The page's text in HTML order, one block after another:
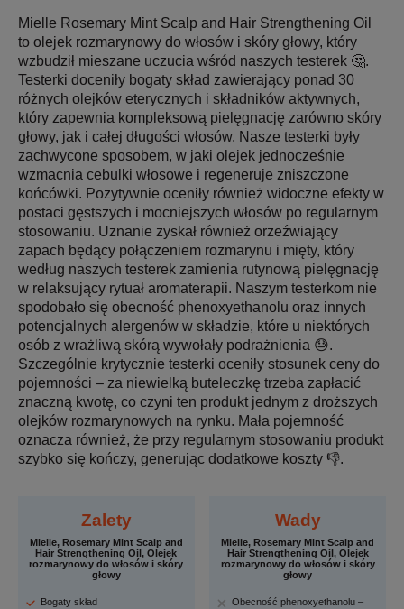
Mielle Rosemary Mint Scalp and Hair Strengthening Oil
to olejek rozmarynowy do włosów i skóry głowy, który
wzbudził mieszane uczucia wśród naszych testerek 🤔.
Testerki doceniły bogaty skład zawierający ponad 30
różnych olejków eterycznych i składników aktywnych,
który zapewnia kompleksową pielęgnację zarówno skóry
głowy, jak i całej długości włosów. Nasze testerki były
zachwycone sposobem, w jaki olejek jednocześnie
wzmacnia cebulki włosowe i regeneruje zniszczone
końcówki. Pozytywnie oceniły również widoczne efekty w
postaci gęstszych i mocniejszych włosów po regularnym
stosowaniu. Uznanie zyskał również orzeźwiający
zapach będący połączeniem rozmarynu i mięty, który
według naszych testerek zamienia rutynową pielęgnację
w relaksujący rytuał aromaterapii. Naszym testerkom nie
spodobało się obecność phenoxyethanolu oraz innych
potencjalnych alergenów w składzie, które u niektórych
osób z wrażliwą skórą wywołały podrażnienia 😓.
Szczególnie krytycznie testerki oceniły stosunek ceny do
pojemności – za niewielką buteleczkę trzeba zapłacić
znaczną kwotę, co czyni ten produkt jednym z droższych
olejków rozmarynowych na rynku. Mała pojemność
oznacza również, że przy regularnym stosowaniu produkt
szybko się kończy, generując dodatkowe koszty 👎.
Zalety
Mielle, Rosemary Mint Scalp and
Hair Strengthening Oil, Olejek
rozmarynowy do włosów i skóry
głowy
Bogaty skład
Wady
Mielle, Rosemary Mint Scalp and
Hair Strengthening Oil, Olejek
rozmarynowy do włosów i skóry
głowy
Obecność phenoxyethanolu –